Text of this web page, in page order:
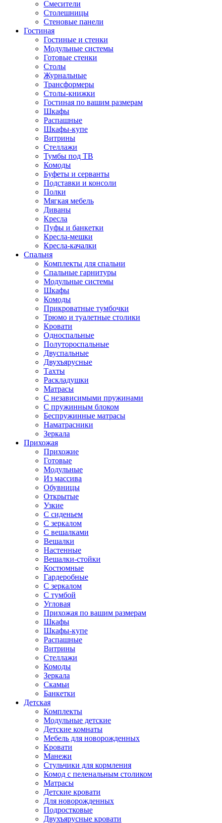
Смесители
Столешницы
Стеновые панели
Гостиная
Гостиные и стенки
Модульные системы
Готовые стенки
Столы
Журнальные
Трансформеры
Столы-книжки
Гостиная по вашим размерам
Шкафы
Распашные
Шкафы-купе
Витрины
Стеллажи
Тумбы под ТВ
Комоды
Буфеты и серванты
Подставки и консоли
Полки
Мягкая мебель
Диваны
Кресла
Пуфы и банкетки
Кресла-мешки
Кресла-качалки
Спальня
Комплекты для спальни
Спальные гарнитуры
Модульные системы
Шкафы
Комоды
Прикроватные тумбочки
Трюмо и туалетные столики
Кровати
Односпальные
Полутороспальные
Двуспальные
Двухъярусные
Тахты
Раскладушки
Матрасы
С независимыми пружинами
С пружинным блоком
Беспружинные матрасы
Наматрасники
Зеркала
Прихожая
Прихожие
Готовые
Модульные
Из массива
Обувницы
Открытые
Узкие
С сиденьем
С зеркалом
С вешалками
Вешалки
Настенные
Вешалки-стойки
Костюмные
Гардеробные
С зеркалом
С тумбой
Угловая
Прихожая по вашим размерам
Шкафы
Шкафы-купе
Распашные
Витрины
Стеллажи
Комоды
Зеркала
Скамьи
Банкетки
Детская
Комплекты
Модульные детские
Детские комнаты
Мебель для новорожденных
Кровати
Манежи
Стульчики для кормления
Комод с пеленальным столиком
Матрасы
Детские кровати
Для новорожденных
Подростковые
Двухъярусные кровати